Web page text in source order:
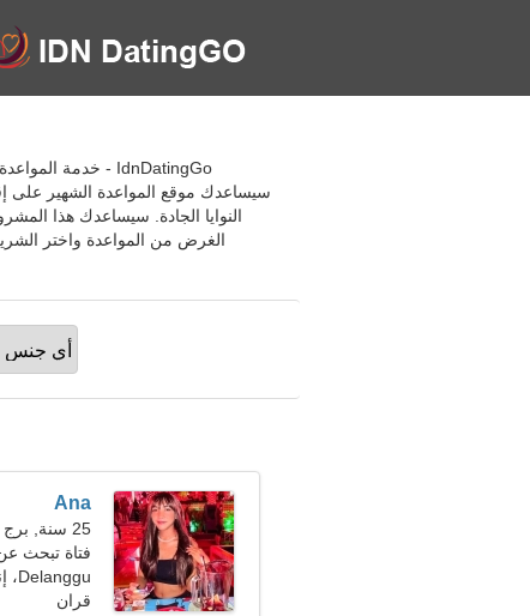
سيساعدك موقع المواعدة الشهير على
النوايا الجادة. سيساعدك هذا
Ana
25 سنة, برج الجدي
فتاة تبحث
Delanggu، إندونيسيا
قران